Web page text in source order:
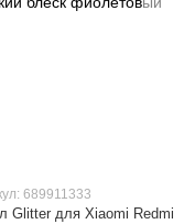
689911333
Glitter для Xiaomi Redmi